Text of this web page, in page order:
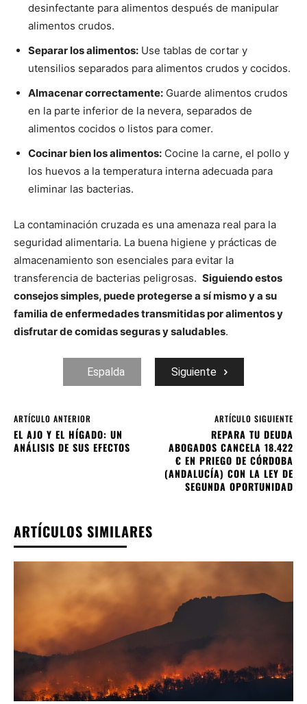
desinfectante para alimentos después de manipular
alimentos crudos.
Separar los alimentos: Use tablas de cortar y
utensilios separados para alimentos crudos y cocidos.
Almacenar correctamente: Guarde alimentos crudos
en la parte inferior de la nevera, separados de
alimentos cocidos o listos para comer.
Cocinar bien los alimentos: Cocine la carne, el pollo y
los huevos a la temperatura interna adecuada para
eliminar las bacterias.
La contaminación cruzada es una amenaza real para la
seguridad alimentaria. La buena higiene y prácticas de
almacenamiento son esenciales para evitar la
transferencia de bacterias peligrosas. Siguiendo estos
consejos simples, puede protegerse a sí mismo y a su
familia de enfermedades transmitidas por alimentos y
disfrutar de comidas seguras y saludables.
Espalda Siguiente
ARTÍCULO ANTERIOR
EL AJO Y EL HÍGADO: UN
ANÁLISIS DE SUS EFECTOS
ARTÍCULO SIGUIENTE
REPARA TU DEUDA
ABOGADOS CANCELA 18.422
€ EN PRIEGO DE CÓRDOBA
(ANDALUCÍA) CON LA LEY DE
SEGUNDA OPORTUNIDAD
ARTÍCULOS SIMILARES